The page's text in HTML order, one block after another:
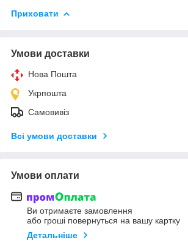
Приховати
Умови доставки
Нова Пошта
Укрпошта
Самовивіз
Всі умови доставки
Умови оплати
Ви отримаєте замовлення
або гроші повернуться на вашу картку
Детальніше